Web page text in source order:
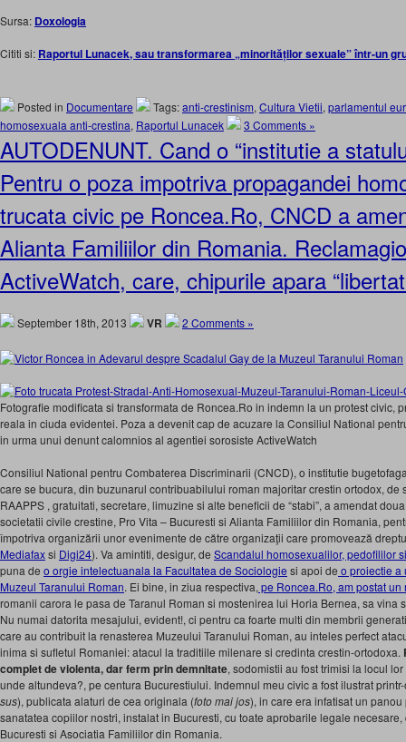
Sursa: Doxologia
Cititi si: Raportul Lunacek, sau transformarea „minorităților sexuale” într-un
Posted in Documentare Tags:anti-crestinism, Cultura Vietii, parlamentul
homosexuala anti-crestina, Raportul Lunacek 3 Comments »
AUTODENUNT. Cand o “institutie a
Pentru o poza impotriva propagandei
trucata civic pe Roncea.Ro, CNCD a
Alianta Familiilor din Romania.
ActiveWatch, care, chipurile apara
September 18th, 2013 VR 2 Comments »
Fotografie modificata si transformata de Roncea.Ro in indemn la un protest civic,
reala in ciuda evidentei. Poza a devenit cap de acuzare la Consiliul National
in urma unui denunt calomnios al agentiei sorosiste ActiveWatch
Consiliul National pentru Combaterea Discriminarii (CNCD), o institutie
care se bucura, din buzunarul contribuabilului roman majoritar crestin ortodox, de
RAAPPS , gratuitati, secretare, limuzine si alte beneficii de “stabi”, a amendat
societatii civile crestine, Pro Vita – Bucuresti si Alianta Familiilor din Romania,
împotriva organizării unor evenimente de către organizaţii care promovează
Mediafaxsi Digi24). Va amintiti, desigur, de Scandalul homosexualilor, pedofililor
puna de o orgie intelectuanala la Facultatea de Sociologie si apoi de o proiectie a
Muzeul Taranului Roman. Ei bine, in ziua respectiva, pe Roncea.Ro, am postat un
romanii carora le pasa de Taranul Roman si mostenirea lui Horia Bernea, sa vina
Nu numai datorita mesajului, evident!, ci pentru ca foarte multi din membrii
care au contribuit la renasterea Muzeului Taranului Roman, au inteles perfect
inima si sufletul Romaniei: atacul la traditiile milenare si credinta crestin-ortodoxa.
complet de violenta, dar ferm prin demnitate, sodomistii au fost trimisi la locul
unde altundeva?, pe centura Bucurestiului. Indemnul meu civic a fost ilustrat
sus), publicata alaturi de cea originala (foto mai jos), in care era infatisat un
sanatatea copiilor nostri, instalat in Bucuresti, cu toate aprobarile legale
Bucuresti si Asociatia Familiilor din Romania.